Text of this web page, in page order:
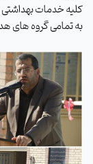
کلیه خدمات بهداشتی
به تمامی گروه های